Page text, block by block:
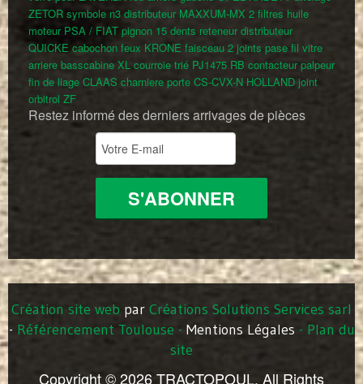
ZETOR symbole n3 distributeur MAXXUM-MX 2 filtres huile
moteur PSA / FIAT pignon 15 dents reteneur distributeur
QUICKE cabochon feux KRONE faisceau 2 joints pase fil vitre
arriere basscabine XL courroie trié PJ1475 RB contacteur palpeur
fin de liage CLAAS charniere porte CS-CVX-N HOLLAND joint
orbitrol ZF
Restez informé des derniers arrivages de pièces
Création site web par Créations Solutions Services sarl
- Référencement Toulouse - Mentions Légales - Plan du
site
Copyright © 2026 TRACTOPOUL. All Rights